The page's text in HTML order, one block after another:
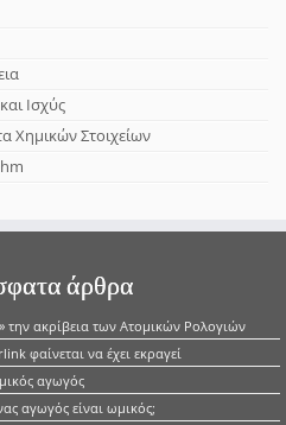
Ισχύς
Χημικών Στοιχείων
άρθρα
την ακρίβεια των Ατομικών Ρολογιών
φαίνεται να έχει εκραγεί
αγωγός
αγωγός είναι ωμικός;